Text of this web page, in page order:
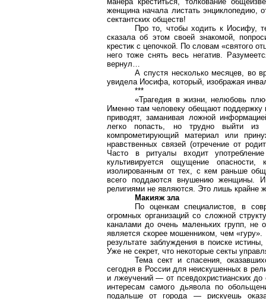
женщина начала листать энциклопедию,
сектантских обществ!
Про то, чтобы ходить к Иосифу,
сказала об этом своей знакомой,
крестик с цепочкой. По словам «святого
него тоже снять весь негатив.
вернул…
А спустя несколько месяцев, во
увидела Иосифа, который, изображая
***
«Трагедия в жизни, нелюбовь
Именно там человеку обещают поддержку
приводят, заманивая ложной
легко попасть, но трудно выйти из
компрометирующий материал или
нравственных связей (отречение от
Часто в ритуалы входит
культивируется ощущение
изолированным от тех, с кем раньше
всего поддаются внушению женщины.
религиями не являются. Это лишь крайне
Макияж зла
По оценкам специалистов, в
огромных организаций со сложной
каналами до очень маленьких групп, не
является скорее мошенником, чем
результате заблуждения в поиске
Уже не секрет, что некоторые секты
Тема сект и спасения,
сегодня в России для неискушенных в
и лжеучений — от псевдохристианских до
интересам самого дьявола по
подальше от города — рискуешь